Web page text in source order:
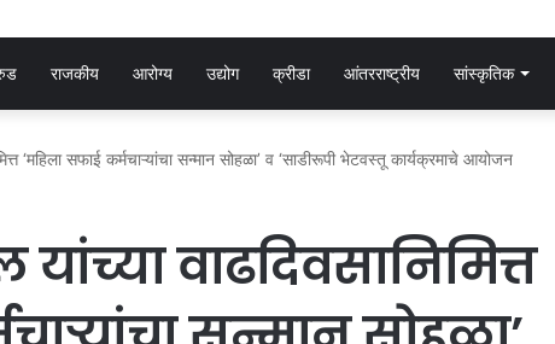
राजकीय आरोग्य उद्योग क्रीडा आंतरराष्ट्रीय सांस्कृतिक
‘महिला सफाई कर्मचाऱ्यांचा सन्मान सोहळा’ व ‘साडीरूपी भेटवस्तू कार्यक्रमाचे आयोजन
यांच्या वाढदिवसानिमित्त